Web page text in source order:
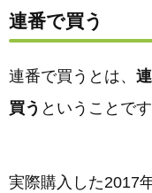
連番で買う
連番で買うとは、
買う ということです
実際購入した2017